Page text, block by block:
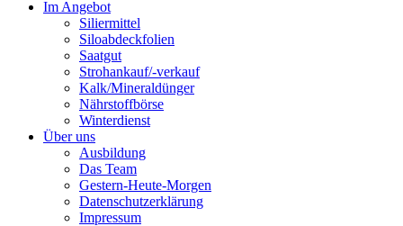
Im Angebot
Siliermittel
Siloabdeckfolien
Saatgut
Strohankauf/-verkauf
Kalk/Mineraldünger
Nährstoffbörse
Winterdienst
Über uns
Ausbildung
Das Team
Gestern-Heute-Morgen
Datenschutzerklärung
Impressum